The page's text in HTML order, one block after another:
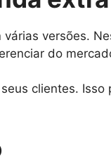
versões.
do
clientes.